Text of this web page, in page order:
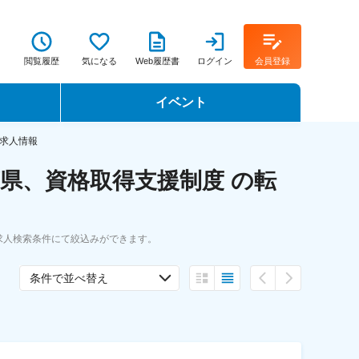
閲覧履歴 気になる Web履歴書 ログイン 会員登録
イベント
転職フェア
人情報
、資格取得支援制度 の転
検索条件にて絞込みができます。
条件で並べ替え